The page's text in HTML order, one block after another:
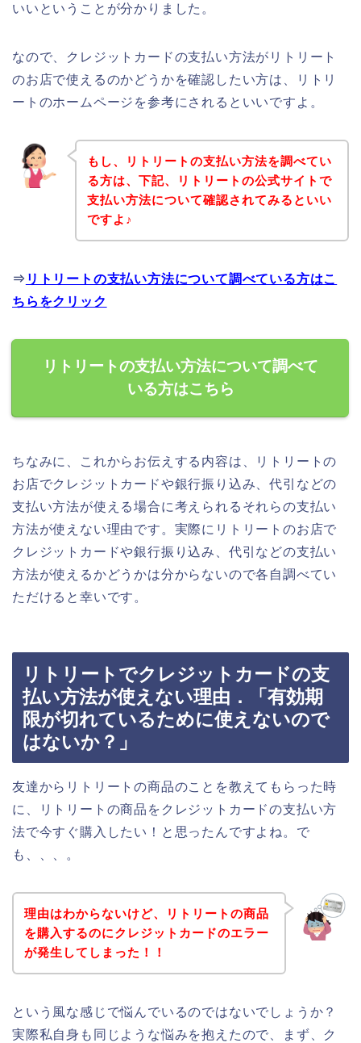
いいということが分かりました。
なので、クレジットカードの支払い方法がリトリート
のお店で使えるのかどうかを確認したい方は、リトリ
ートのホームページを参考にされるといいですよ。
もし、リトリートの支払い方法を調べてい
る方は、下記、リトリートの公式サイトで
支払い方法について確認されてみるといい
ですよ♪
⇒ リトリートの支払い方法について調べている方はこ
ちらをクリック
リトリートの支払い方法について調べて
いる方はこちら
ちなみに、これからお伝えする内容は、リトリートの
お店でクレジットカードや銀行振り込み、代引などの
支払い方法が使える場合に考えられるそれらの支払い
方法が使えない理由です。実際にリトリートのお店で
クレジットカードや銀行振り込み、代引などの支払い
方法が使えるかどうかは分からないので各自調べてい
ただけると幸いです。
リトリートでクレジットカードの支
払い方法が使えない理由．「有効期
限が切れているために使えないので
はないか？」
友達からリトリートの商品のことを教えてもらった時
に、リトリートの商品をクレジットカードの支払い方
法で今すぐ購入したい！と思ったんですよね。で
も、、、。
理由はわからないけど、リトリートの商品
を購入するのにクレジットカードのエラー
が発生してしまった！！
という風な感じで悩んでいるのではないでしょうか？
実際私自身も同じような悩みを抱えたので、まず、ク